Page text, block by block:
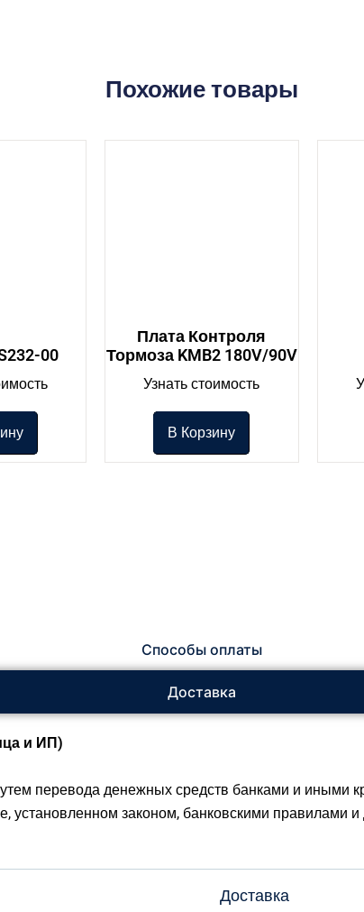
Похожие товары
00
Плата Контроля
Тормоза KMB2 180V/90V
Узнать стоимость
В Корзину
Способы оплаты
Доставка
и ИП)
перевода денежных средств банками и иными
установленном законом, банковскими правилами
Доставка